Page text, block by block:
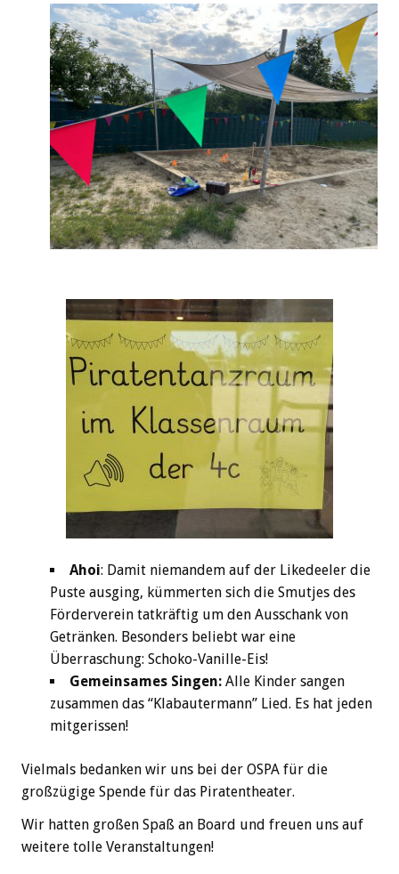
Ahoi: Damit niemandem auf der Likedeeler die
Puste ausging, kümmerten sich die Smutjes des
Förderverein tatkräftig um den Ausschank von
Getränken. Besonders beliebt war eine
Überraschung: Schoko-Vanille-Eis!
Gemeinsames Singen: Alle Kinder sangen
zusammen das “Klabautermann” Lied. Es hat jeden
mitgerissen!
Vielmals bedanken wir uns bei der OSPA für die
großzügige Spende für das Piratentheater.
Wir hatten großen Spaß an Board und freuen uns auf
weitere tolle Veranstaltungen!